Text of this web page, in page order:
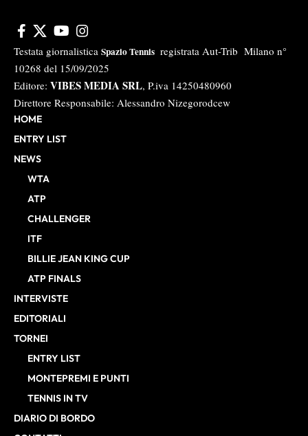
Testata giornalistica Spazio Tennis registrata Aut-Trib Milano n°
10268 del 15/09/2025
Editore: VIBES MEDIA SRL, P.iva 14250480960
Direttore Responsabile: Alessandro Nizegorodcew
HOME
ENTRY LIST
NEWS
WTA
ATP
CHALLENGER
ITF
BILLIE JEAN KING CUP
ATP FINALS
INTERVISTE
EDITORIALI
TORNEI
ENTRY LIST
MONTEPREMI E PUNTI
TENNIS IN TV
DIARIO DI BORDO